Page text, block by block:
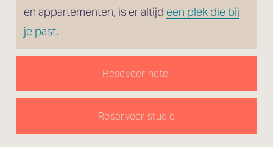
en appartementen, is er altijd een plek die bij
je past.
Reseveer hotel
Reserveer studio